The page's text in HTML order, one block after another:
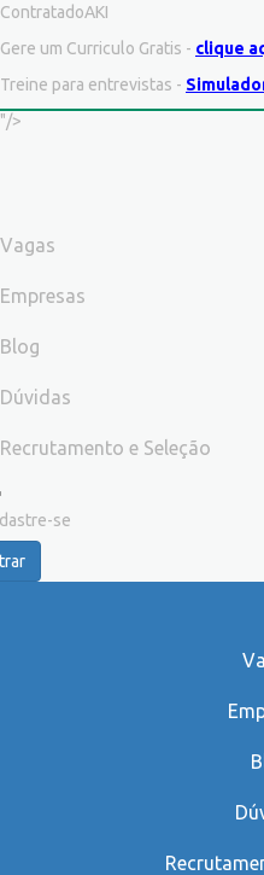
ContratadoAKI
Gere um Curriculo Gratis - clique
Treine para entrevistas -
"/>
Vagas
Empresas
Blog
Dúvidas
Recrutamento e Seleção
se